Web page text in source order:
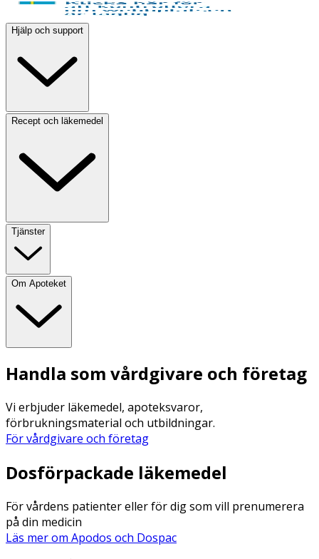
Hjälp och support
Recept och läkemedel
Tjänster
Om Apoteket
Handla som vårdgivare och företag
Vi erbjuder läkemedel, apoteksvaror,
förbrukningsmaterial och utbildningar.
För vårdgivare och företag
Dosförpackade läkemedel
För vårdens patienter eller för dig som vill prenumerera
på din medicin
Läs mer om Apodos och Dospac